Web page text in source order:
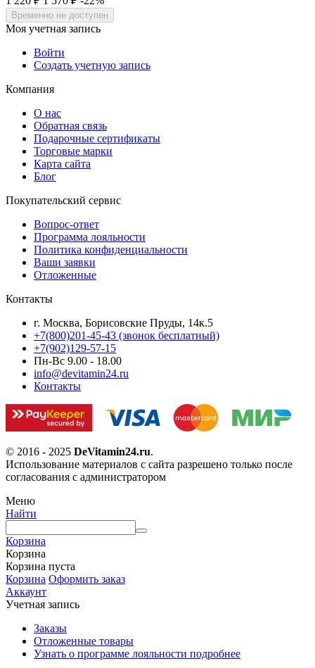
Временно не доступен
Моя учетная запись
Войти
Создать учетную запись
Компания
О нас
Обратная связь
Подарочные сертификаты
Торговые марки
Карта сайта
Блог
Покупательский сервис
Вопрос-ответ
Программа лояльности
Политика конфиденциальности
Ваши заявки
Отложенные
Контакты
г. Москва, Борисовские Пруды, 14к.5
+7(800)201-45-43 (звонок бесплатный)
+7(902)129-57-15
Пн-Вс 9.00 - 18.00
info@devitamin24.ru
Контакты
© 2016 - 2025 DeVitamin24.ru.
Использование материалов с сайта разрешено только после
согласования с администратором
Меню
Найти
Корзина
Корзина
Корзина пуста
Корзина Оформить заказ
Аккаунт
Учетная запись
Заказы
Отложенные товары
Узнать о программе лояльности подробнее